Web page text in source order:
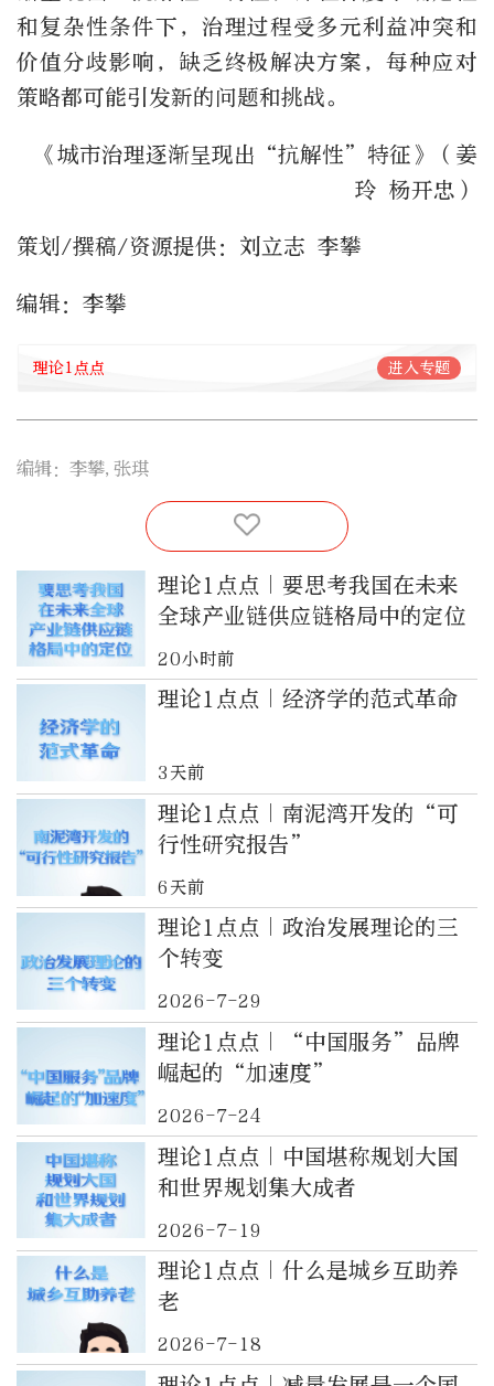
和复杂性条件下，治理过程受多元利益冲突和
价值分歧影响，缺乏终极解决方案，每种应对
策略都可能引发新的问题和挑战。
《城市治理逐渐呈现出“抗解性”特征》（姜
玲 杨开忠）
策划/撰稿/资源提供：刘立志 李攀
编辑：李攀
理论1点点 进入专题
编辑：李攀,张琪
理论1点点｜要思考我国在未来
全球产业链供应链格局中的定位
20小时前
理论1点点｜经济学的范式革命
3天前
理论1点点｜南泥湾开发的“可
行性研究报告”
6天前
理论1点点｜政治发展理论的三
个转变
2026-7-29
理论1点点｜“中国服务”品牌
崛起的“加速度”
2026-7-24
理论1点点｜中国堪称规划大国
和世界规划集大成者
2026-7-19
理论1点点｜什么是城乡互助养
老
2026-7-18